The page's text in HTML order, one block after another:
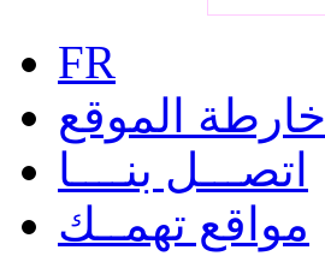
FR
خارطة الموقع
اتصـــل بنــــا
مواقع تهمــك